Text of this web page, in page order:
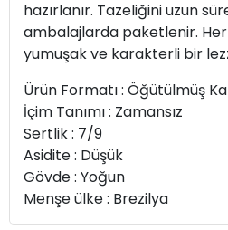
hazırlanır. Tazeliğini uzun
ambalajlarda paketlenir.
yumuşak ve karakterli bir
Ürün Formatı : Öğütülmüş
İçim Tanımı : Zamansız
Sertlik : 7/9
Asidite : Düşük
Gövde : Yoğun
Menşe ülke : Brezilya